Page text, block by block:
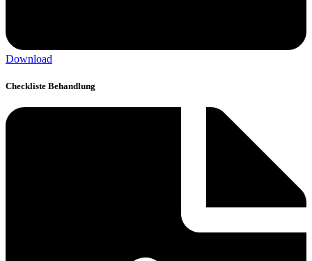
Download
Checkliste Behandlung